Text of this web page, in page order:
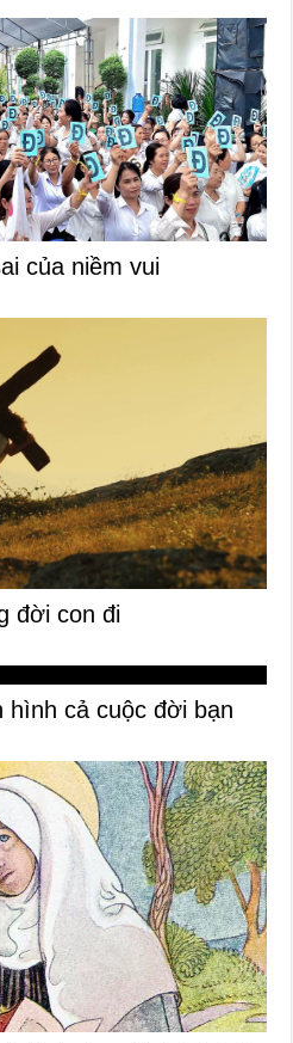
của niềm vui
đời con đi
hình cả cuộc đời bạn